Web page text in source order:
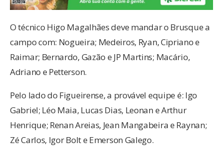
O técnico Higo Magalhães deve mandar o Brusque a
campo com: Nogueira; Medeiros, Ryan, Cipriano e
Raimar; Bernardo, Gazão e JP Martins; Macário,
Adriano e Petterson.
Pelo lado do Figueirense, a provável equipe é: Igo
Gabriel; Léo Maia, Lucas Dias, Leonan e Arthur
Henrique; Renan Areias, Jean Mangabeira e Raynan;
Zé Carlos, Igor Bolt e Emerson Galego.